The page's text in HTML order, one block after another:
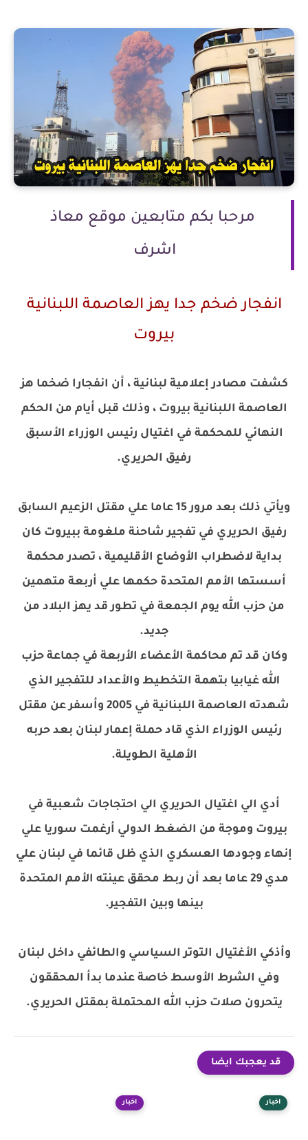
مرحبا بكم متابعين موقع معاذ
اشرف
انفجار ضخم جدا يهز العاصمة اللبنانية
بيروت
كشفت مصادر إعلامية لبنانية ، أن انفجارا ضخما هز
العاصمة اللبنانية بيروت ، وذلك قبل أيام من الحكم
النهائي للمحكمة في اغتيال رئيس الوزراء الأسبق
رفيق الحريري.
ويأتي ذلك بعد مرور 15 عاما علي مقتل الزعيم السابق
رفيق الحريري في تفجير شاحنة ملغومة ببيروت كان
بداية لاضطراب الأوضاع الأقليمية ، تصدر محكمة
أسستها الأمم المتحدة حكمها علي أربعة متهمين
من حزب الله يوم الجمعة في تطور قد يهز البلاد من
جديد.
وكان قد تم محاكمة الأعضاء الأربعة في جماعة حزب
الله غيابيا بتهمة التخطيط والأعداد للتفجير الذي
شهدته العاصمة اللبنانية في 2005 وأسفر عن مقتل
رئيس الوزراء الذي قاد حملة إعمار لبنان بعد حربه
الأهلية الطويلة.
أدي الي اغتيال الحريري الي احتجاجات شعبية في
بيروت وموجة من الضغط الدولي أرغمت سوريا علي
إنهاء وجودها العسكري الذي ظل قائما في لبنان علي
مدي 29 عاما بعد أن ربط محقق عينته الأمم المتحدة
بينها وبين التفجير.
وأذكي الأغتيال التوتر السياسي والطائفي داخل لبنان
وفي الشرط الأوسط خاصة عندما بدأ المحققون
يتحرون صلات حزب الله المحتملة بمقتل الحريري.
قد يعجبك ايضا
اخبار اخبار